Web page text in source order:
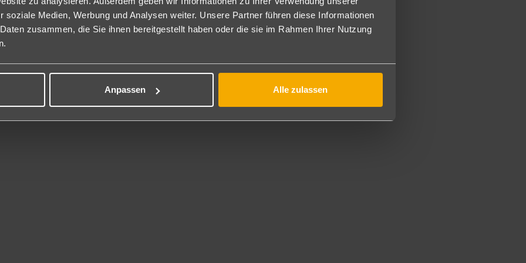
soziale Medien, Werbung und Analysen weiter. Unsere Partner führen diese Informationen
zusammen, die Sie ihnen bereitgestellt haben oder die sie im Rahmen Ihrer Nutzung
Anpassen Alle zulassen
in Buffetform, Abendessen wahlweise in den à-la-Carte Restaurants (mit Voranmeldung pro Woche), inklusive
Snacks (je nach Öffnungszeiten der Bars), eine Auswahl an internationalen Spirituosen und alle lokalen alkoholischen und
bis 02 Uhr in der Disko. Softdrinks, Bier und Wasser in der Minibar. Gastronomische Events am Pool und Strand.